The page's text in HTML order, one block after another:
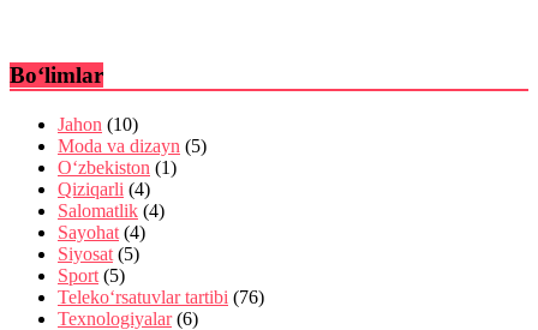
Bo‘limlar
Jahon (10)
Moda va dizayn (5)
O‘zbekiston (1)
Qiziqarli (4)
Salomatlik (4)
Sayohat (4)
Siyosat (5)
Sport (5)
Teleko‘rsatuvlar tartibi (76)
Texnologiyalar(6)